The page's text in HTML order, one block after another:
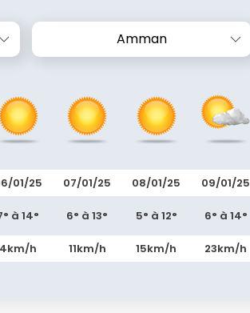
Amman
01/25
à 14°
4km/h
07/01/25
6° à 13°
11km/h
08/01/25
5° à 12°
15km/h
09/01/25
6° à 14°
23km/h